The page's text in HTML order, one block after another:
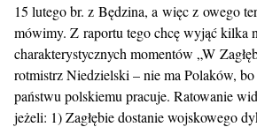
15 lutego br. z Będzina, a więc z owego
mówimy. Z raportu tego chcę wyjąć kilka
charakterystycznych momentów „W
rotmistrz Niedzielski – nie ma Polaków,
państwu polskiemu pracuje. Ratowanie
jeżeli: 1) Zagłębie dostanie wojskowego